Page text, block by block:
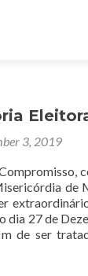
3, 2019
de
dia 27 de
de ser